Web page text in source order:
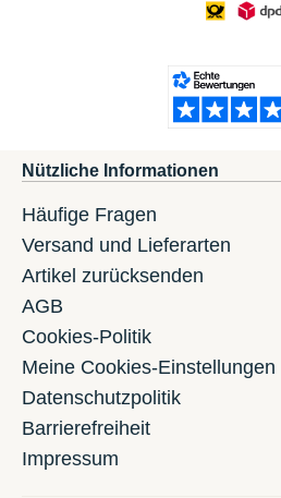
Nützliche Informationen
Häufige Fragen
Versand und Lieferarten
Artikel zurücksenden
AGB
Cookies-Politik
Meine Cookies-Einstellungen
Datenschutzpolitik
Barrierefreiheit
Impressum